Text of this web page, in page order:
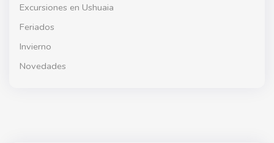
Excursiones en Ushuaia
Feriados
Invierno
Novedades